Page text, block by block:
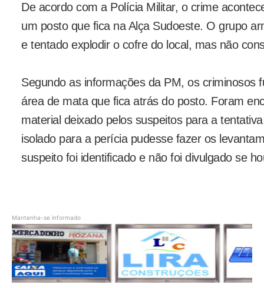
De acordo com a Polícia Militar, o crime
um posto que fica na Alça Sudoeste. O grupo
e tentado explodir o cofre do local, mas não
Segundo as informações da PM, os criminosos
área de mata que fica atrás do posto. Foram
material deixado pelos suspeitos para a
isolado para a perícia pudesse fazer os
suspeito foi identificado e não foi divulgado se
Mantenha-se informado